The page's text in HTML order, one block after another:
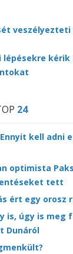
kérik
24
kell adni
optimista
tett
ért egy orosz
is, úgy is meg
Dunáról